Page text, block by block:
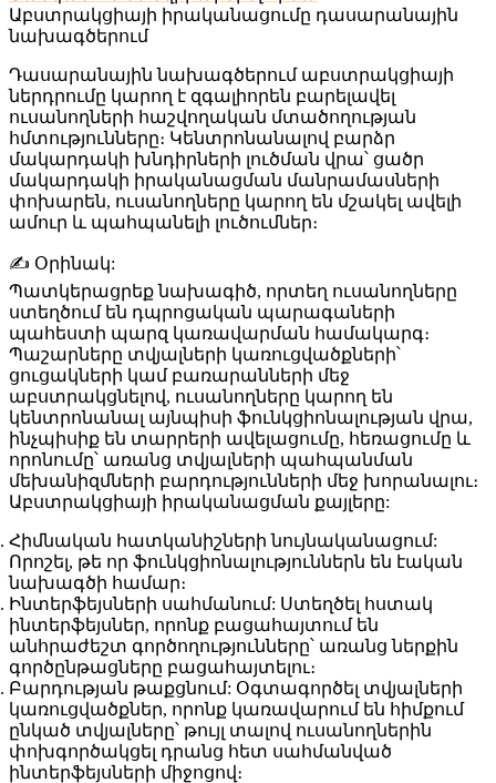
Աբստրակցիայի իրականացումը դասարանային
նախագծերում
Դասարանային նախագծերում աբստրակցիայի
ներդրումը կարող է զգալիորեն բարելավել
ուսանողների հաշվողական մտածողության
հմտությունները։ Կենտրոնանալով բարձր
մակարդակի խնդիրների լուծման վրա՝ ցածր
մակարդակի իրականացման մանրամասների
փոխարեն, ուսանողները կարող են մշակել ավելի
ամուր և պահպանելի լուծումներ։
✍️ Օրինակ:
Պատկերացրեք նախագիծ, որտեղ ուսանողները
ստեղծում են դպրոցական պարագաների
պահեստի պարզ կառավարման համակարգ։
Պաշարները տվյալների կառուցվածքների՝
ցուցակների կամ բառարանների մեջ
աբստրակցնելով, ուսանողները կարող են
կենտրոնանալ այնպիսի ֆունկցիոնալության վրա,
ինչպիսիք են տարրերի ավելացումը, հեռացումը և
որոնումը՝ առանց տվյալների պահպանման
մեխանիզմների բարդությունների մեջ խորանալու։
Աբստրակցիայի իրականացման քայլերը:
Հիմնական հատկանիշների նույնականացում:
Որոշել, թե որ ֆունկցիոնալություններն են էական
նախագծի համար։
Ինտերֆեյսների սահմանում: Ստեղծել հստակ
ինտերֆեյսներ, որոնք բացահայտում են
անհրաժեշտ գործողությունները՝ առանց ներքին
գործընթացները բացահայտելու։
Բարդության թաքցնում: Օգտագործել տվյալների
կառուցվածքներ, որոնք կառավարում են հիմքում
ընկած տվյալները՝ թույլ տալով ուսանողներին
փոխգործակցել դրանց հետ սահմանված
ինտերֆեյսների միջոցով։